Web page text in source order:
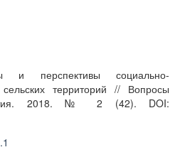
и перспективы социально-
сельских территорий // Вопросы
2018. № 2 (42). DOI: